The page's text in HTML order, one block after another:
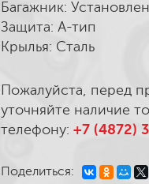
Багажник: Установлен
Защита: А-тип
Крылья: Сталь
Пожалуйста, перед
уточняйте наличие
телефону: +7 (4872)
Поделиться: